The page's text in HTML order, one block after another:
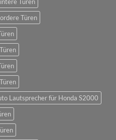
Türen
Lautsprecher für Honda S2000